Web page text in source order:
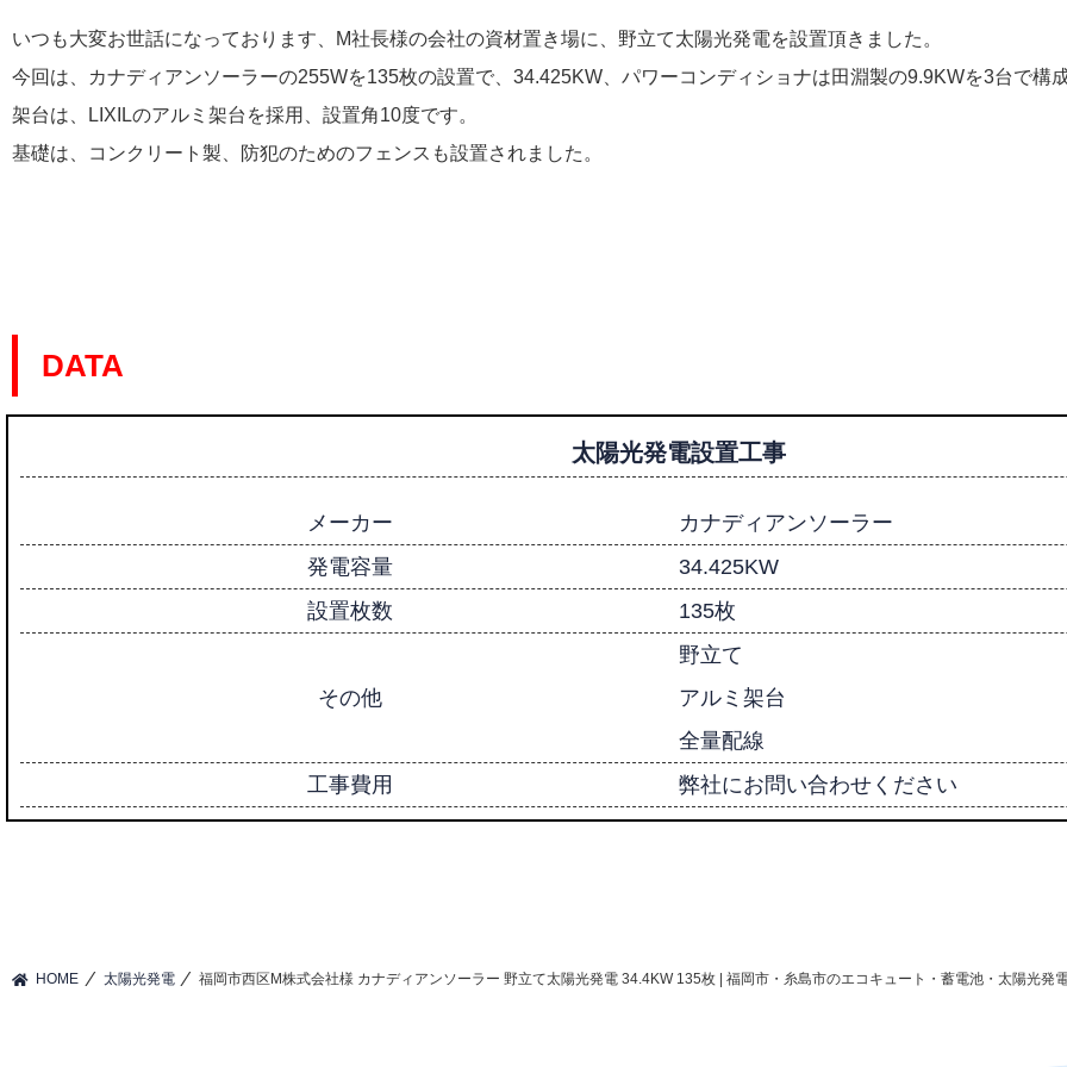
いつも大変お世話になっております、M社長様の会社の資材置き場に、野立て太陽光発電を設置頂きました。
今回は、カナディアンソーラーの255Wを135枚の設置で、34.425KW、パワーコンディショナは田淵製の9.9KWを3台で構成
架台は、LIXILのアルミ架台を採用、設置角10度です。
基礎は、コンクリート製、防犯のためのフェンスも設置されました。
DATA
太陽光発電設置工事
メーカー
カナディアンソーラー
発電容量
34.425KW
設置枚数
135枚
その他
野立て
アルミ架台
全量配線
工事費用
弊社にお問い合わせください
HOME ⁄ 太陽光発電 ⁄ 福岡市西区M株式会社様 カナディアンソーラー 野立て太陽光発電 34.4KW 135枚 | 福岡市・糸島市のエコキュート・蓄電池・太陽光発